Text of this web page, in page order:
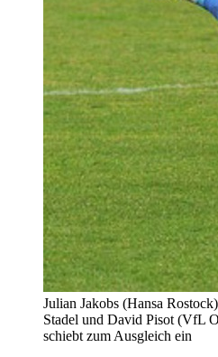
Julian Jakobs (Hansa
Stadel und David Pisot (VfL
schiebt zum Ausgleich ein